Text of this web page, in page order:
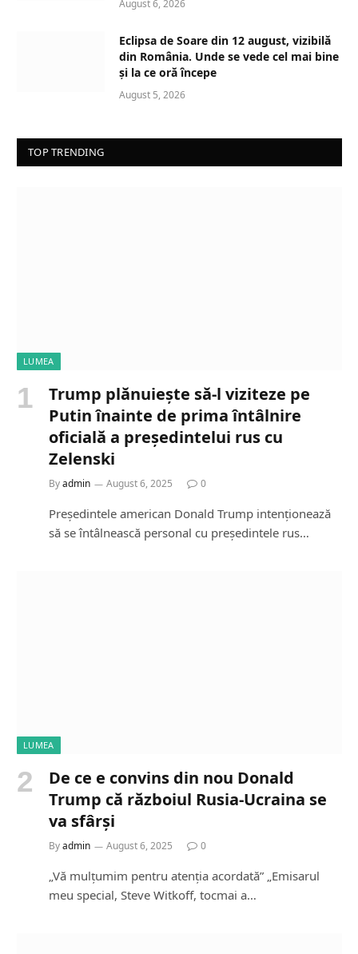
August 6, 2026
Eclipsa de Soare din 12 august, vizibilă
din România. Unde se vede cel mai bine
și la ce oră începe
August 5, 2026
TOP TRENDING
LUMEA
Trump plănuiește să-l viziteze pe
Putin înainte de prima întâlnire
oficială a președintelui rus cu
Zelenski
Byadmin August 6, 2025 0
Președintele american Donald Trump intenționează
să se întâlnească personal cu președintele rus…
LUMEA
De ce e convins din nou Donald
Trump că războiul Rusia-Ucraina se
va sfârși
Byadmin August 6, 2025 0
„Vă mulțumim pentru atenția acordată” „Emisarul
meu special, Steve Witkoff, tocmai a…